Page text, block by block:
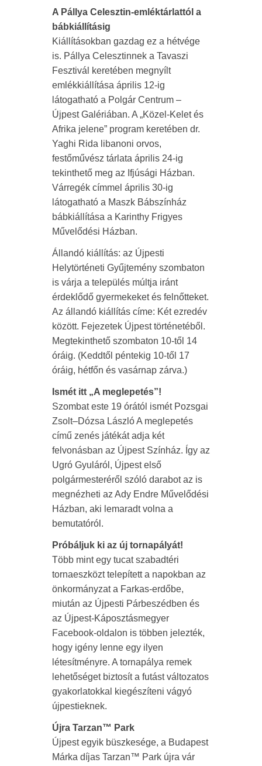
A Pállya Celesztin-emléktárlattól a
bábkiállításig
Kiállításokban gazdag ez a hétvége
is. Pállya Celesztinnek a Tavaszi
Fesztivál keretében megnyílt
emlékkiállítása április 12‐ig
látogatható a Polgár Centrum –
Újpest Galériában. A „Közel-Kelet és
Afrika jelene” program keretében dr.
Yaghi Rida libanoni orvos,
festőművész tárlata április 24-ig
tekinthető meg az Ifjúsági Házban.
Várregék címmel április 30-ig
látogatható a Maszk Bábszínház
bábkiállítása a Karinthy Frigyes
Művelődési Házban.
Állandó kiállítás: az Újpesti
Helytörténeti Gyűjtemény szombaton
is várja a település múltja iránt
érdeklődő gyermekeket és felnőtteket.
Az állandó kiállítás címe: Két ezredév
között. Fejezetek Újpest történetéből.
Megtekinthető szombaton 10-től 14
óráig. (Keddtől péntekig 10-től 17
óráig, hétfőn és vasárnap zárva.)
Ismét itt „A meglepetés”!
Szombat este 19 órától ismét Pozsgai
Zsolt–Dózsa László A meglepetés
című zenés játékát adja két
felvonásban az Újpest Színház. Így az
Ugró Gyuláról, Újpest első
polgármesteréről szóló darabot az is
megnézheti az Ady Endre Művelődési
Házban, aki lemaradt volna a
bemutatóról.
Próbáljuk ki az új tornapályát!
Több mint egy tucat szabadtéri
tornaeszközt telepített a napokban az
önkormányzat a Farkas-erdőbe,
miután az Újpesti Párbeszédben és
az Újpest-Káposztásmegyer
Facebook-oldalon is többen jelezték,
hogy igény lenne egy ilyen
létesítményre. A tornapálya remek
lehetőséget biztosít a futást változatos
gyakorlatokkal kiegészíteni vágyó
újpestieknek.
Újra Tarzan™ Park
Újpest egyik büszkesége, a Budapest
Márka díjas Tarzan™ Park újra vár